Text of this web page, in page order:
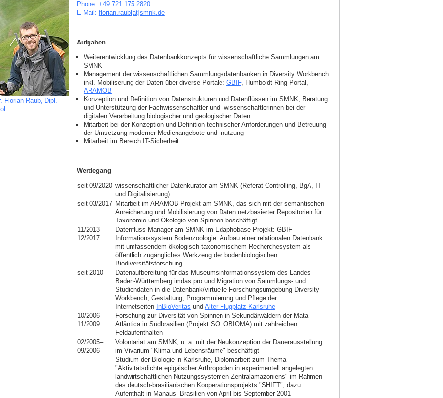
Florian Raub, Dipl.-
Phone: +49 721 175 2820
E-Mail: florian.raub[at]smnk.de
Aufgaben
Weiterentwicklung des Datenbankkonzepts für wissenschaftliche Sammlungen am
SMNK
Management der wissenschaftlichen Sammlungsdatenbanken in Diversity Workbench
inkl. Mobiliserung der Daten über diverse Portale: GBIF, Humboldt-Ring Portal,
ARAMOB
Konzeption und Definition von Datenstrukturen und Datenflüssen im SMNK, Beratung
und Unterstützung der Fachwissenschaftler und -wissenschaftlerinnen bei der
digitalen Verarbeitung biologischer und geologischer Daten
Mitarbeit bei der Konzeption und Definition technischer Anforderungen und Betreuung
der Umsetzung moderner Medienangebote und -nutzung
Mitarbeit im Bereich IT-Sicherheit
Werdegang
seit 09/2020 wissenschaftlicher Datenkurator am SMNK (Referat Controlling, BgA, IT
und Digitalisierung)
seit 03/2017 Mitarbeit im ARAMOB-Projekt am SMNK, das sich mit der semantischen
Anreicherung und Mobilisierung von Daten netzbasierter Repositorien für
Taxonomie und Ökologie von Spinnen beschäftigt
11/2013–
12/2017
Datenfluss-Manager am SMNK im Edaphobase-Projekt: GBIF
Informationssystem Bodenzoologie: Aufbau einer relationalen Datenbank
mit umfassendem ökologisch-taxonomischem Recherchesystem als
öffentlich zugängliches Werkzeug der bodenbiologischen
Biodiversitätsforschung
seit 2010
Datenaufbereitung für das Museumsinformationssystem des Landes
Baden-Württemberg imdas pro und Migration von Sammlungs- und
Studiendaten in die Datenbank/virtuelle Forschungsumgebung Diversity
Workbench; Gestaltung, Programmierung und Pflege der
Internetseiten InBioVeritas und Alter Flugplatz Karlsruhe
10/2006–
11/2009
Forschung zur Diversität von Spinnen in Sekundärwäldern der Mata
Atlântica in Südbrasilien (Projekt SOLOBIOMA) mit zahlreichen
Feldaufenthalten
02/2005–
09/2006
Volontariat am SMNK, u. a. mit der Neukonzeption der Dauerausstellung
im Vivarium "Klima und Lebensräume" beschäftigt
Studium der Biologie in Karlsruhe, Diplomarbeit zum Thema
"Aktivitätsdichte epigäischer Arthropoden in experimentell angelegten
landwirtschaftlichen Nutzungssystemen Zentralamazoniens" im Rahmen
des deutsch-brasilianischen Kooperationsprojekts "SHIFT", dazu
Aufenthalt in Manaus, Brasilien von April bis September 2001